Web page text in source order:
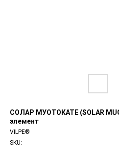
СОЛАР МУОТОКАТЕ (SOLAR
элемент
VILPE®
SKU: